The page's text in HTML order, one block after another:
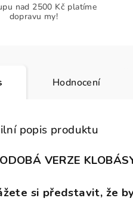
nad 2500 Kč platíme
dopravu my!
Hodnocení
popis produktu
VERZE
si představit, že